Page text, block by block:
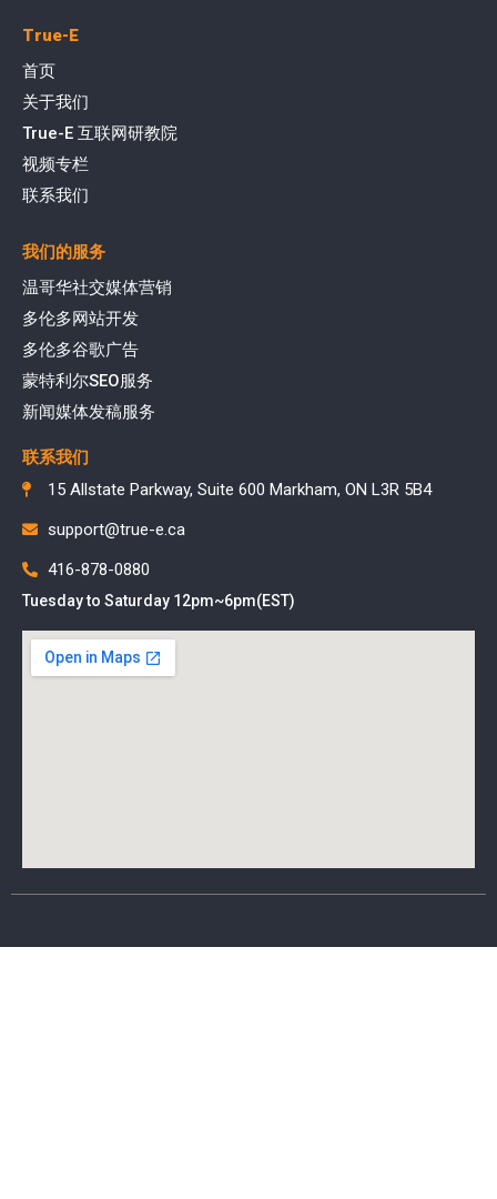
True-E
首页
关于我们
True-E 互联网研教院
视频专栏
联系我们
我们的服务
温哥华社交媒体营销
多伦多网站开发
多伦多谷歌广告
蒙特利尔SEO服务
新闻媒体发稿服务
联系我们
15 Allstate Parkway, Suite 600 Markham, ON L3R 5B4
support@true-e.ca
416-878-0880
Tuesday to Saturday 12pm~6pm(EST)